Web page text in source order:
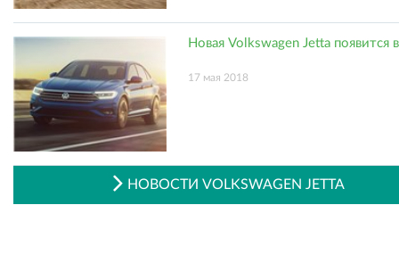
Новая Volkswagen Jetta появится
17 мая 2018
НОВОСТИ VOLKSWAGEN JETTA